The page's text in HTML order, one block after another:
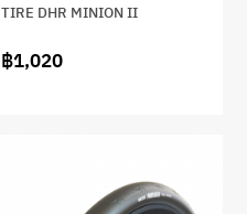
TIRE DHR MINION II
฿1,020